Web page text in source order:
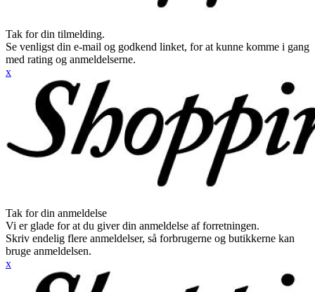
Tak for din tilmelding.
Se venligst din e-mail og godkend linket, for at kunne komme i gang
med rating og anmeldelserne.
x
Tak for din anmeldelse
Vi er glade for at du giver din anmeldelse af forretningen.
Skriv endelig flere anmeldelser, så forbrugerne og butikkerne kan
bruge anmeldelsen.
x